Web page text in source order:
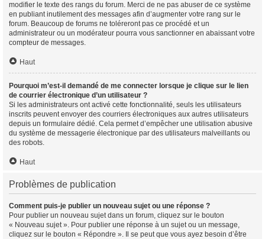
modifier le texte des rangs du forum. Merci de ne pas abuser de ce système
en publiant inutilement des messages afin d’augmenter votre rang sur le
forum. Beaucoup de forums ne toléreront pas ce procédé et un
administrateur ou un modérateur pourra vous sanctionner en abaissant votre
compteur de messages.
Haut
Pourquoi m’est-il demandé de me connecter lorsque je clique sur le lien
de courrier électronique d’un utilisateur ?
Si les administrateurs ont activé cette fonctionnalité, seuls les utilisateurs
inscrits peuvent envoyer des courriers électroniques aux autres utilisateurs
depuis un formulaire dédié. Cela permet d’empêcher une utilisation abusive
du système de messagerie électronique par des utilisateurs malveillants ou
des robots.
Haut
Problèmes de publication
Comment puis-je publier un nouveau sujet ou une réponse ?
Pour publier un nouveau sujet dans un forum, cliquez sur le bouton
« Nouveau sujet ». Pour publier une réponse à un sujet ou un message,
cliquez sur le bouton « Répondre ». Il se peut que vous ayez besoin d’être